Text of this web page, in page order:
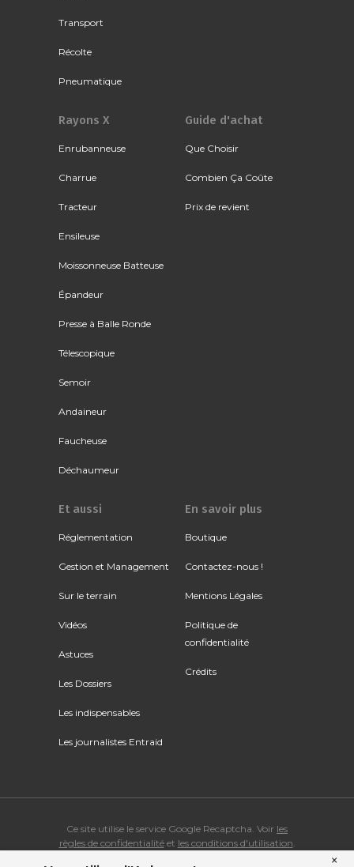
Transport
Récolte
Pneumatique
Rayons X
Enrubanneuse
Charrue
Tracteur
Ensileuse
Moissonneuse Batteuse
Épandeur
Presse à Balle Ronde
Télescopique
Semoir
Andaineur
Faucheuse
Déchaumeur
Guide d'achat
Que Choisir
Combien Ça Coûte
Prix de revient
Et aussi
Réglementation
Gestion et Management
Sur le terrain
Vidéos
Astuces
Les Dossiers
Les indispensables
Les journalistes Entraid
En savoir plus
Boutique
Contactez-nous !
Mentions Légales
Politique de
confidentialité
Crédits
Ce site utilise le service Google Recaptcha. Voir les
règles de confidentialitéet les conditions d'utilisation
×